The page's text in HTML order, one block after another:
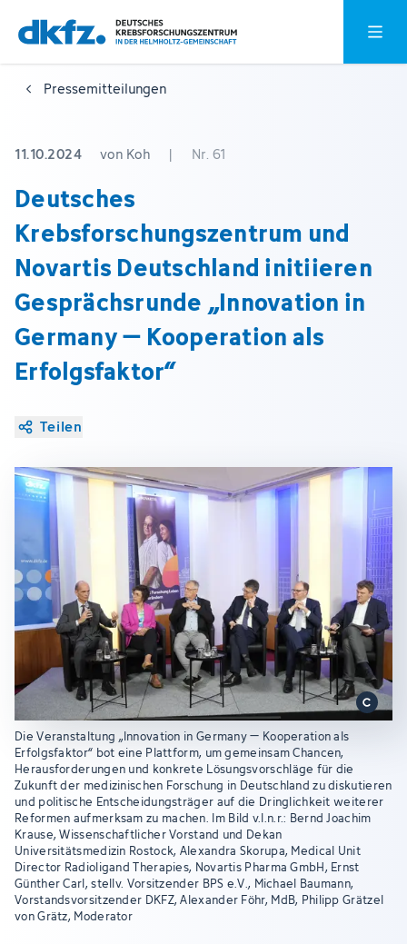
Zum
Hauptinhalt
springen
Zur
Fußzeile
springen
Pressemitteilungen
11.10.2024 von Koh | Nr. 61
Deutsches
Krebsforschungszentrum und
Novartis Deutschland initiieren
Gesprächsrunde „Innovation in
Germany – Kooperation als
Erfolgsfaktor“
Teilen
Die Veranstaltung „Innovation in Germany – Kooperation als
Erfolgsfaktor“ bot eine Plattform, um gemeinsam Chancen,
Herausforderungen und konkrete Lösungsvorschläge für die
Zukunft der medizinischen Forschung in Deutschland zu diskutieren
und politische Entscheidungsträger auf die Dringlichkeit weiterer
Reformen aufmerksam zu machen. Im Bild v.l.n.r.: Bernd Joachim
Krause, Wissenschaftlicher Vorstand und Dekan
Universitätsmedizin Rostock, Alexandra Skorupa, Medical Unit
Director Radioligand Therapies, Novartis Pharma GmbH, Ernst
Günther Carl, stellv. Vorsitzender BPS e.V., Michael Baumann,
Vorstandsvorsitzender DKFZ, Alexander Föhr, MdB, Philipp Grätzel
von Grätz, Moderator